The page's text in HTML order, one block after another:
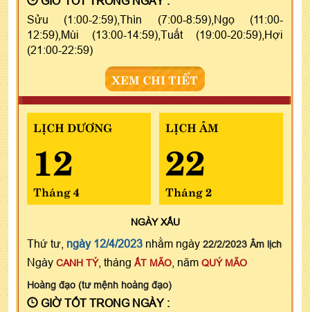
Sửu (1:00-2:59),Thìn (7:00-8:59),Ngọ (11:00-
12:59),Mùi (13:00-14:59),Tuất (19:00-20:59),Hợi
(21:00-22:59)
XEM CHI TIẾT
LỊCH DƯƠNG
12
Tháng 4
LỊCH ÂM
22
Tháng 2
NGÀYXẤU
Thứ tư, ngày 12/4/2023 nhằm ngày 22/2/2023 Âm lịch
Ngày CANH TÝ, tháng ẤT MÃO , năm QUÝ MÃO
Hoàng đạo (tư mệnh hoàng đạo)
GIỜ TỐT TRONG NGÀY :